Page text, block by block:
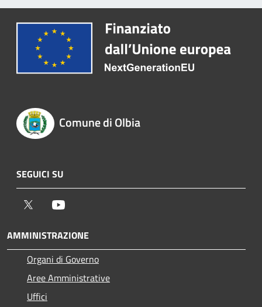
Comune di Olbia
SEGUICI SU
Twitter
AMMINISTRAZIONE
Organi di Governo
Aree Amministrative
Uffici